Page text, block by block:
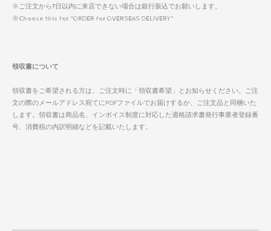
※ご注文から7日以内に来店できない場合は銀行振込でお願いします。
※Choose this for "ORDER for OVERSEAS DELIVERY"
領収書について
領収書をご希望される方は、ご注文時に「領収書希望」とお知らせください。ご注
文の際のメールアドレス宛てにPDFファイルでお届けするか、ご注文品と同梱いた
します。領収書は商品名、インボイス制度に対応した適格請求書発行事業者登録番
号、消費税の内訳明細などを記載いたします。